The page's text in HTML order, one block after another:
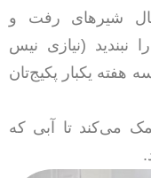
شیرهای رفت و
نبندید (نیازی نیس
هفته یکبار پکیج‌تان
می‌کند تا آبی که